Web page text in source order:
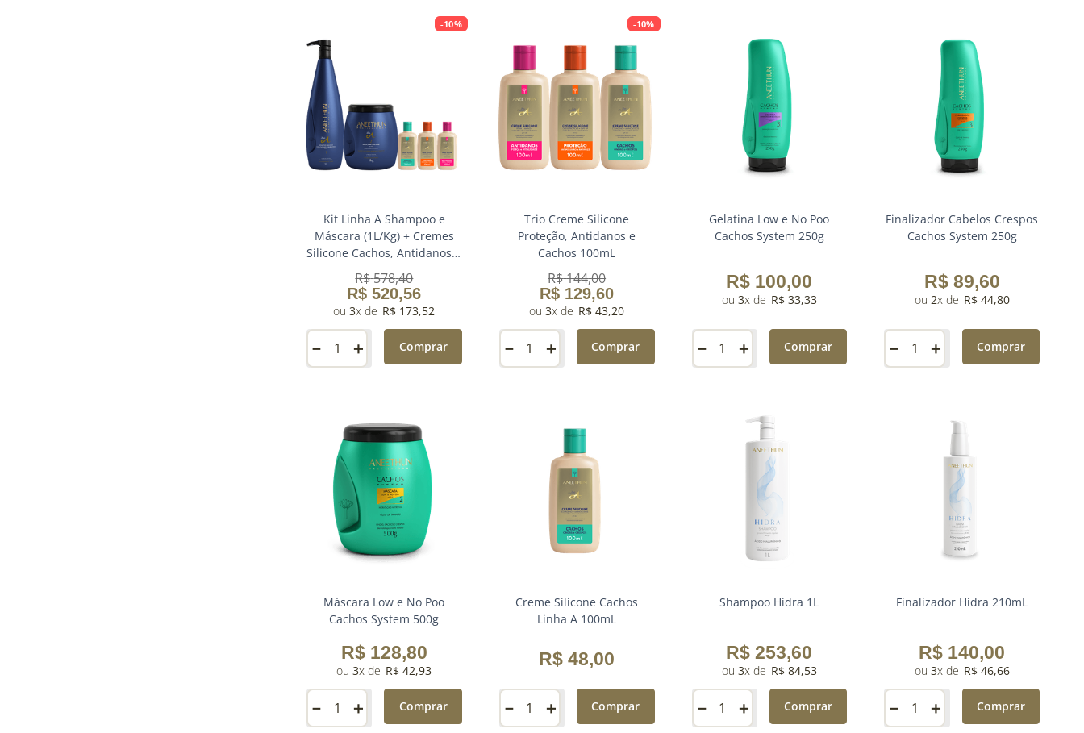
-10%
Kit Linha A Shampoo e
Máscara (1L/Kg) + Cremes
Silicone Cachos, Antidanos e
Proteção 100mL
R$578,40
R$ 520,56
3 R$ 173,52
＋
－ Comprar
-10%
Trio Creme Silicone
Proteção, Antidanos e
Cachos 100mL
R$144,00
R$ 129,60
3 R$ 43,20
＋
－ Comprar
Gelatina Low e No Poo
Cachos System 250g
R$ 100,00
3 R$ 33,33
＋
－ Comprar
Finalizador Cabelos Crespos
Cachos System 250g
R$ 89,60
2 R$ 44,80
＋
－ Comprar
Máscara Low e No Poo
Cachos System 500g
R$ 128,80
3 R$ 42,93
＋
－ Comprar
Creme Silicone Cachos
Linha A 100mL
R$ 48,00
＋
－ Comprar
Shampoo Hidra 1L
R$ 253,60
3 R$ 84,53
＋
－ Comprar
Finalizador Hidra 210mL
R$ 140,00
3 R$ 46,66
＋
－ Comprar